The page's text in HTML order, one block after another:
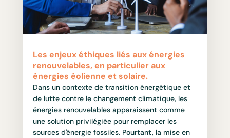
Les enjeux éthiques liés aux énergies
renouvelables, en particulier aux
énergies éolienne et solaire.
Dans un contexte de transition énergétique et
de lutte contre le changement climatique, les
énergies renouvelables apparaissent comme
une solution privilégiée pour remplacer les
sources d'énergie fossiles. Pourtant, la mise en